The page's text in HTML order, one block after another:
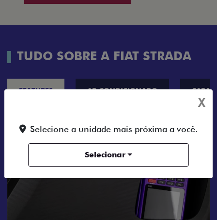
TUDO SOBRE A FIAT STRADA
FEATURES AR-CONDICIONADO
X
Selecione a unidade mais próxima a você.
Selecionar